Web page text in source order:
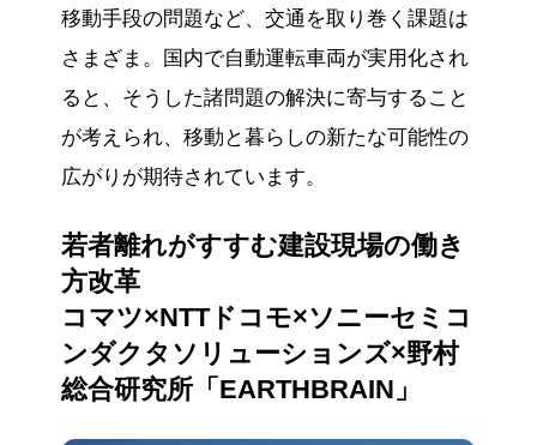
移動手段の問題など、交通を取り巻く課題は
さまざま。国内で自動運転車両が実用化され
ると、そうした諸問題の解決に寄与すること
が考えられ、移動と暮らしの新たな可能性の
広がりが期待されています。
若者離れがすすむ建設現場の働き
方改革
コマツ×NTTドコモ×ソニーセミコ
ンダクタソリューションズ×野村
総合研究所「EARTHBRAIN」